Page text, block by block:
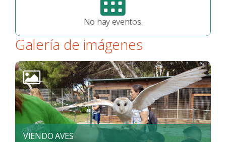
No hay eventos.
Galería de imágenes
VIENDO AVES